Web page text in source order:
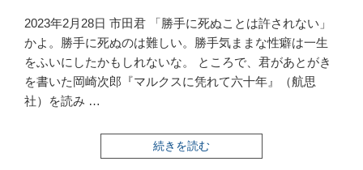
2023年2月28日 市田君 「勝手に死ぬことは許されない」
かよ。勝手に死ぬのは難しい。勝手気ままな性癖は一生
をふいにしたかもしれないな。 ところで、君があとがき
を書いた岡崎次郎『マルクスに凭れて六十年』（航思
社）を読み …
“騒
音
続きを読む